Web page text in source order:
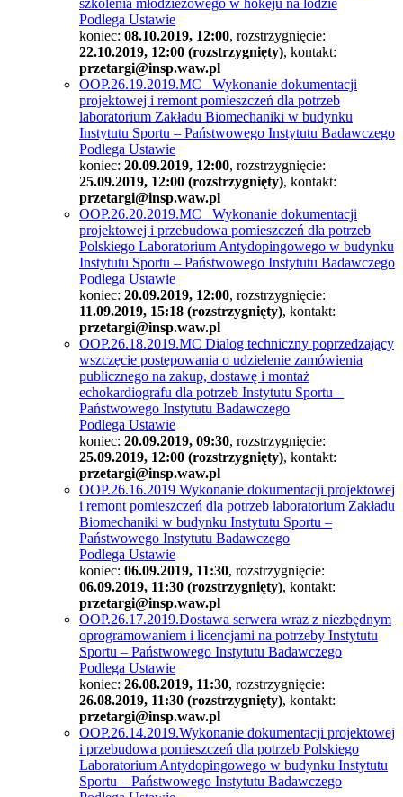
Podlega Ustawie
koniec: 08.10.2019, 12:00, rozstrzygnięcie:
22.10.2019, 12:00 (rozstrzygnięty), kontakt:
przetargi@insp.waw.pl
OOP.26.19.2019.MC Wykonanie dokumentacji
projektowej i remont pomieszczeń dla potrzeb
laboratorium Zakładu Biomechaniki w budynku
Instytutu Sportu – Państwowego Instytutu Badawczego
Podlega Ustawie
koniec: 20.09.2019, 12:00, rozstrzygnięcie:
25.09.2019, 12:00 (rozstrzygnięty), kontakt:
przetargi@insp.waw.pl
OOP.26.20.2019.MC Wykonanie dokumentacji
projektowej i przebudowa pomieszczeń dla potrzeb
Polskiego Laboratorium Antydopingowego w budynku
Instytutu Sportu – Państwowego Instytutu Badawczego
Podlega Ustawie
koniec: 20.09.2019, 12:00, rozstrzygnięcie:
11.09.2019, 15:18 (rozstrzygnięty), kontakt:
przetargi@insp.waw.pl
OOP.26.18.2019.MC Dialog techniczny poprzedzający
wszczęcie postępowania o udzielenie zamówienia
publicznego na zakup, dostawę i montaż
echokardiografu dla potrzeb Instytutu Sportu –
Państwowego Instytutu Badawczego
Podlega Ustawie
koniec: 20.09.2019, 09:30, rozstrzygnięcie:
25.09.2019, 12:00 (rozstrzygnięty), kontakt:
przetargi@insp.waw.pl
OOP.26.16.2019 Wykonanie dokumentacji projektowej
i remont pomieszczeń dla potrzeb laboratorium Zakładu
Biomechaniki w budynku Instytutu Sportu –
Państwowego Instytutu Badawczego
Podlega Ustawie
koniec: 06.09.2019, 11:30, rozstrzygnięcie:
06.09.2019, 11:30 (rozstrzygnięty), kontakt:
przetargi@insp.waw.pl
OOP.26.17.2019.Dostawa serwera wraz z niezbędnym
oprogramowaniem i licencjami na potrzeby Instytutu
Sportu – Państwowego Instytutu Badawczego
Podlega Ustawie
koniec: 26.08.2019, 11:30, rozstrzygnięcie:
26.08.2019, 11:30 (rozstrzygnięty), kontakt:
przetargi@insp.waw.pl
OOP.26.14.2019.Wykonanie dokumentacji projektowej
i przebudowa pomieszczeń dla potrzeb Polskiego
Laboratorium Antydopingowego w budynku Instytutu
Sportu – Państwowego Instytutu Badawczego